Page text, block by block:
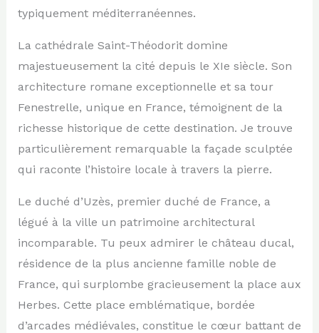
typiquement méditerranéennes.
La cathédrale Saint-Théodorit domine
majestueusement la cité depuis le XIe siècle. Son
architecture romane exceptionnelle et sa tour
Fenestrelle, unique en France, témoignent de la
richesse historique de cette destination. Je trouve
particulièrement remarquable la façade sculptée
qui raconte l’histoire locale à travers la pierre.
Le duché d’Uzès, premier duché de France, a
légué à la ville un patrimoine architectural
incomparable. Tu peux admirer le château ducal,
résidence de la plus ancienne famille noble de
France, qui surplombe gracieusement la place aux
Herbes. Cette place emblématique, bordée
d’arcades médiévales, constitue le cœur battant de